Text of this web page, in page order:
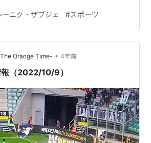
ーニク・ザブジェ #スポーツ
Orange Time- • 4年前
（2022/10/9）